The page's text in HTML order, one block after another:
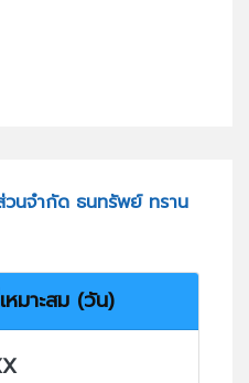
วนจำกัด ธนทรัพย์ ทราน
หมาะสม (วัน)